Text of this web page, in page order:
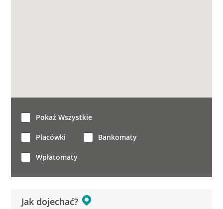
Jak dojechać?
Pokaż Wszystkie
Placówki Bankomaty
Wpłatomaty